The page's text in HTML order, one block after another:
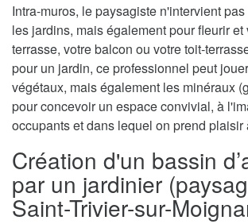
Intra-muros, le paysagiste n'intervient
les jardins, mais également pour fleurir et
terrasse, votre balcon ou votre toit-
pour un jardin, ce professionnel peut
végétaux, mais également les minéraux
pour concevoir un espace convivial, à
occupants et dans lequel on prend plaisir
Création d'un bassin
par un jardinier
Saint-Trivier-sur-